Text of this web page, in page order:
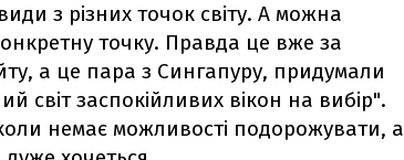
з різних точок світу. А можна
точку. Правда це вже за
а це пара з Сингапуру, придумали
світ заспокійливих вікон на вибір".
немає можливості подорожувати, а